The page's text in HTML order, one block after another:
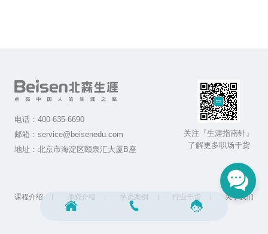
电话： 400-635-6690
邮箱： service@beisenedu.com
地址： 北京市海淀区颐泉汇大厦B座
关注『生涯指南针』
了解更多职场干货
课程介绍 师资介绍 学员案例 行业干货 关于我们